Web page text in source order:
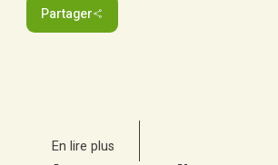
Partager
En lire plus